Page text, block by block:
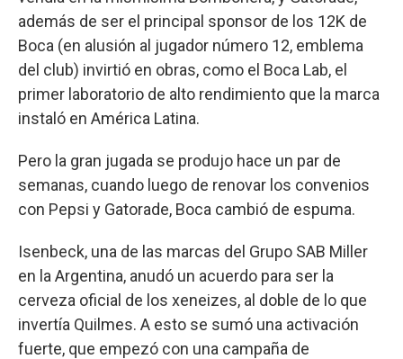
además de ser el principal sponsor de los 12K de
Boca (en alusión al jugador número 12, emblema
del club) invirtió en obras, como el Boca Lab, el
primer laboratorio de alto rendimiento que la marca
instaló en América Latina.
Pero la gran jugada se produjo hace un par de
semanas, cuando luego de renovar los convenios
con Pepsi y Gatorade, Boca cambió de espuma.
Isenbeck, una de las marcas del Grupo SAB Miller
en la Argentina, anudó un acuerdo para ser la
cerveza oficial de los xeneizes, al doble de lo que
invertía Quilmes. A esto se sumó una activación
fuerte, que empezó con una campaña de